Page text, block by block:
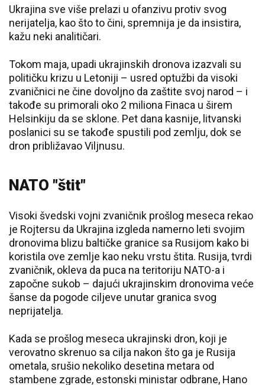
Ukrajina sve više prelazi u ofanzivu protiv svog
nerijatelja, kao što to čini, spremnija je da insistira,
kažu neki analitičari.
Tokom maja, upadi ukrajinskih dronova izazvali su
političku krizu u Letoniji – usred optužbi da visoki
zvaničnici ne čine dovoljno da zaštite svoj narod – i
takođe su primorali oko 2 miliona Finaca u širem
Helsinkiju da se sklone. Pet dana kasnije, litvanski
poslanici su se takođe spustili pod zemlju, dok se
dron približavao Viljnusu.
NATO "štit"
Visoki švedski vojni zvaničnik prošlog meseca rekao
je Rojtersu da Ukrajina izgleda namerno leti svojim
dronovima blizu baltičke granice sa Rusijom kako bi
koristila ove zemlje kao neku vrstu štita. Rusija, tvrdi
zvaničnik, okleva da puca na teritoriju NATO-a i
započne sukob – dajući ukrajinskim dronovima veće
šanse da pogode ciljeve unutar granica svog
neprijatelja.
Kada se prošlog meseca ukrajinski dron, koji je
verovatno skrenuo sa cilja nakon što ga je Rusija
ometala, srušio nekoliko desetina metara od
stambene zgrade, estonski ministar odbrane, Hano